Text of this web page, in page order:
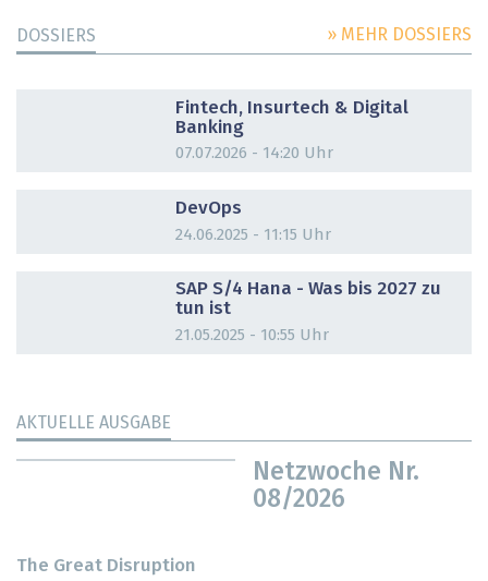
DOSSIERS » MEHR DOSSIERS
Fintech, Insurtech & Digital
Banking
07.07.2026 - 14:20 Uhr
DevOps
24.06.2025 - 11:15 Uhr
SAP S/4 Hana - Was bis 2027 zu
tun ist
21.05.2025 - 10:55 Uhr
AKTUELLE AUSGABE
Netzwoche Nr.
08/2026
The Great Disruption